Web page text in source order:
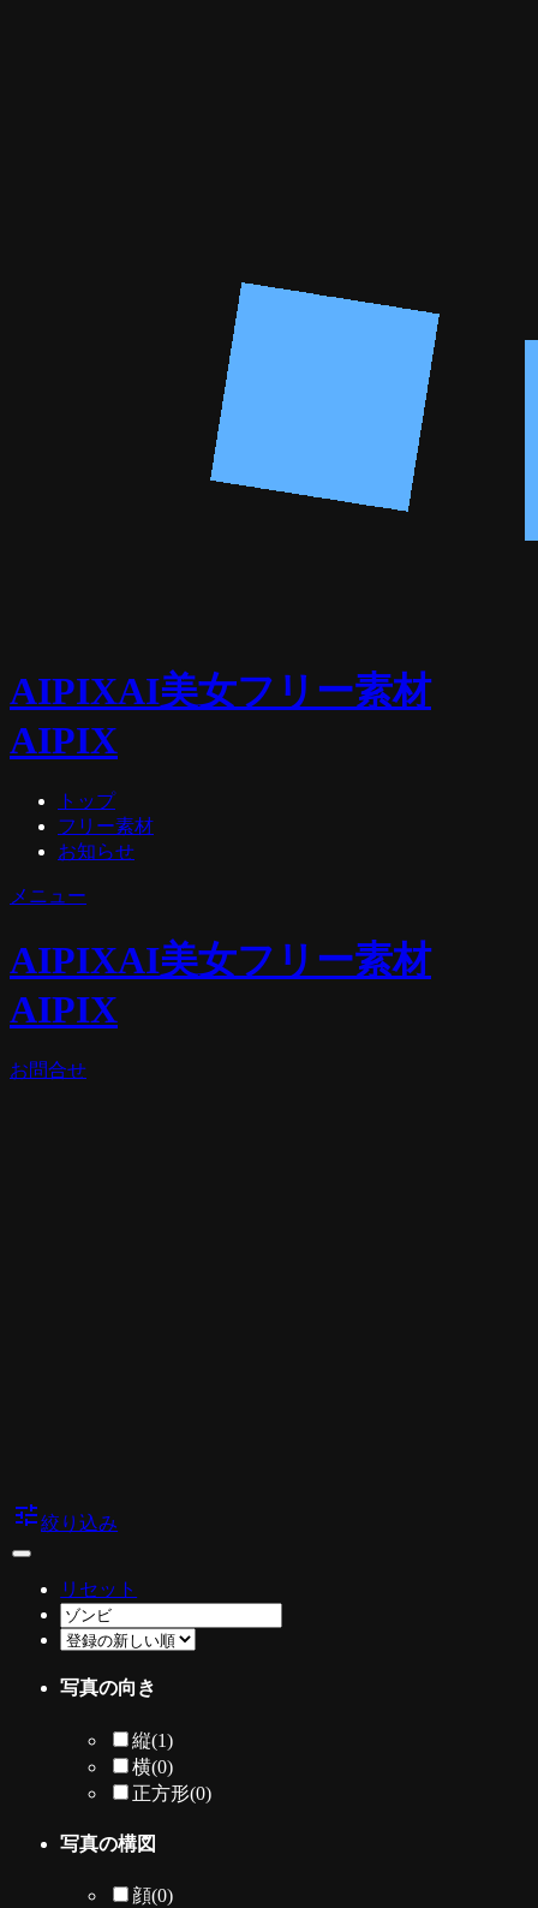
AIPIXAI美女フリー素材
AIPIX
トップ
フリー素材
お知らせ
メニュー
AIPIXAI美女フリー素材
AIPIX
お問合せ
tune絞り込み
リセット
写真の向き
縦(1)
横(0)
正方形(0)
写真の構図
顔(0)